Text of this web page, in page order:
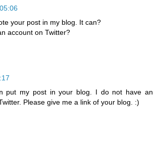
05:06
your post in my blog. It can?
account on Twitter?
put my post in your blog. I do not have an
Please give me a link of your blog. :)